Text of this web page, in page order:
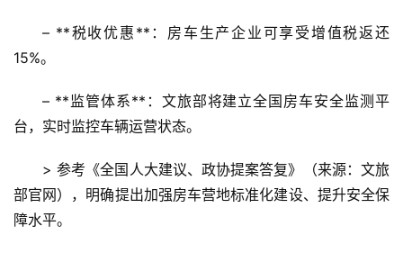
振
智
游
登录
– **税收优惠**：房车生产企业可享受增值税返还
15%。
– **监管体系**：文旅部将建立全国房车安全监测平
台，实时监控车辆运营状态。
> 参考《全国人大建议、政协提案答复》（来源：文旅
部官网），明确提出加强房车营地标准化建设、提升安全保
障水平。